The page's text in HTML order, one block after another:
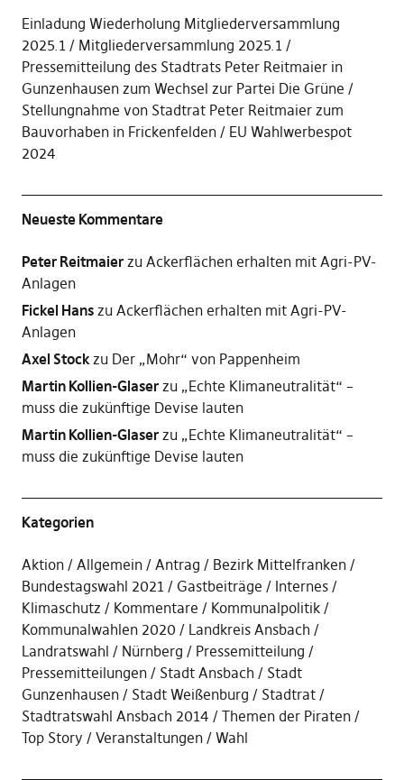
Einladung Wiederholung Mitgliederversammlung
2025.1
Mitgliederversammlung 2025.1
Pressemitteilung des Stadtrats Peter Reitmaier in
Gunzenhausen zum Wechsel zur Partei Die Grüne
Stellungnahme von Stadtrat Peter Reitmaier zum
Bauvorhaben in Frickenfelden
EU Wahlwerbespot
2024
Neueste Kommentare
Peter Reitmaierzu Ackerflächen erhalten mit Agri-PV-
Anlagen
Fickel Hanszu Ackerflächen erhalten mit Agri-PV-
Anlagen
Axel Stockzu Der „Mohr“ von Pappenheim
Martin Kollien-Glaserzu „Echte Klimaneutralität“ –
muss die zukünftige Devise lauten
Martin Kollien-Glaserzu „Echte Klimaneutralität“ –
muss die zukünftige Devise lauten
Kategorien
Aktion Allgemein Antrag
Bezirk Mittelfranken
Bundestagswahl 2021
Gastbeiträge
Internes
Klimaschutz
Kommentare
Kommunalpolitik
Kommunalwahlen 2020
Landkreis Ansbach
Landratswahl
Nürnberg
Pressemitteilung
Pressemitteilungen
Stadt Ansbach
Stadt
Gunzenhausen
Stadt Weißenburg
Stadtrat
Stadtratswahl Ansbach 2014
Themen der Piraten
Top Story
Veranstaltungen Wahl